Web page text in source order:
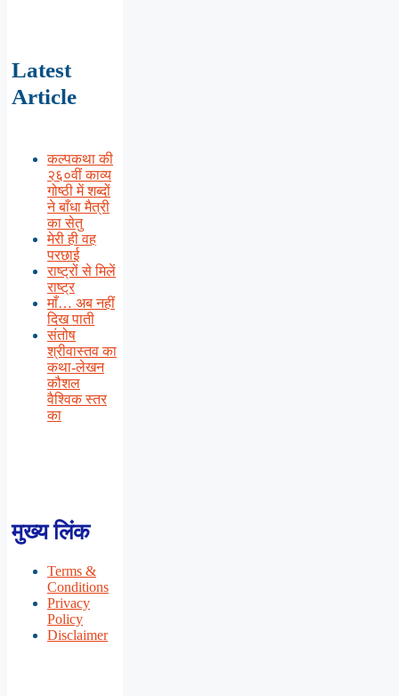
Latest
Article
कल्पकथा की
२६०वीं काव्य
गोष्ठी में शब्दों
ने बाँधा मैत्री
का सेतु
मेरी ही वह
परछाई
राष्ट्रों से मिलें
राष्ट्र
माँ… अब नहीं
दिख पाती
संतोष
श्रीवास्तव का
कथा-लेखन
कौशल
वैश्विक स्तर
का
मुख्य लिंक
Terms &
Conditions
Privacy
Policy
Disclaimer